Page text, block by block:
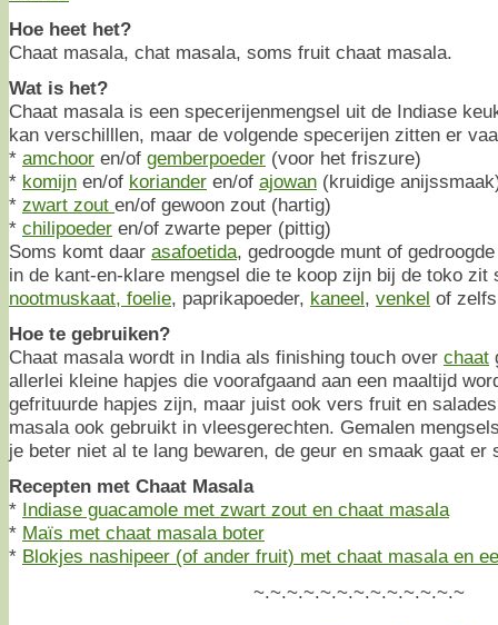
Hoe heet het?
Chaat masala, chat masala, soms fruit chaat masala.
Wat is het?
Chaat masala is een specerijenmengsel uit de Indiase
kan verschilllen, maar de volgende specerijen zitten er
* amchoor en/of gemberpoeder (voor het friszure)
* komijn en/of koriander en/of ajowan (kruidige
* zwart zout en/of gewoon zout (hartig)
* chilipoeder en/of zwarte peper (pittig)
Soms komt daar asafoetida, gedroogde munt of
in de kant-en-klare mengsel die te koop zijn bij de toko zit
nootmuskaat, foelie, paprikapoeder, kaneel, venkel of
Hoe te gebruiken?
Chaat masala wordt in India als finishing touch over chaat
allerlei kleine hapjes die voorafgaand aan een maaltijd
gefrituurde hapjes zijn, maar juist ook vers fruit en
masala ook gebruikt in vleesgerechten. Gemalen
je beter niet al te lang bewaren, de geur en smaak gaat er
Recepten met Chaat Masala
* Indiase guacamole met zwart zout en chaat masala
* Maïs met chaat masala boter
* Blokjes nashipeer (of ander fruit) met chaat masala en
~.~.~.~.~.~.~.~.~.~.~.~.~